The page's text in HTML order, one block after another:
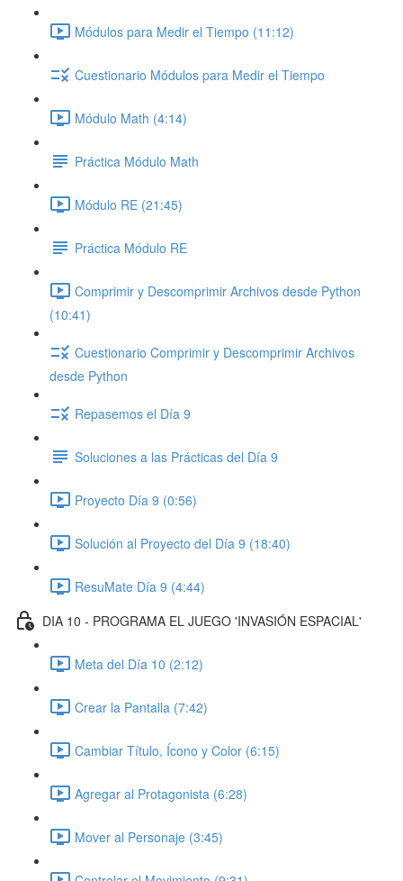
Módulos para Medir el Tiempo (11:12)
Cuestionario Módulos para Medir el Tiempo
Módulo Math (4:14)
Práctica Módulo Math
Módulo RE (21:45)
Práctica Módulo RE
Comprimir y Descomprimir Archivos desde Python
(10:41)
Cuestionario Comprimir y Descomprimir Archivos
desde Python
Repasemos el Día 9
Soluciones a las Prácticas del Día 9
Proyecto Día 9 (0:56)
Solución al Proyecto del Día 9 (18:40)
ResuMate Día 9 (4:44)
DIA 10 - PROGRAMA EL JUEGO 'INVASIÓN ESPACIAL'
Meta del Día 10 (2:12)
Crear la Pantalla (7:42)
Cambiar Título, Ícono y Color (6:15)
Agregar al Protagonista (6:28)
Mover al Personaje (3:45)